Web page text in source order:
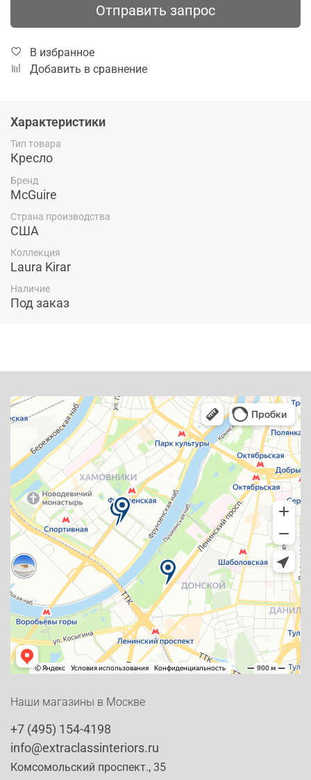
Отправить запрос
В избранное
Добавить в сравнение
Характеристики
Тип товара
Кресло
Бренд
McGuire
Страна производства
США
Коллекция
Laura Kirar
Наличие
Под заказ
Наши магазины в Москве
+7 (495) 154-4198
info@extraclassinteriors.ru
Комсомольский проспект., 35